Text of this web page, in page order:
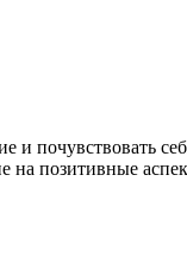
и почувствовать
позитивные